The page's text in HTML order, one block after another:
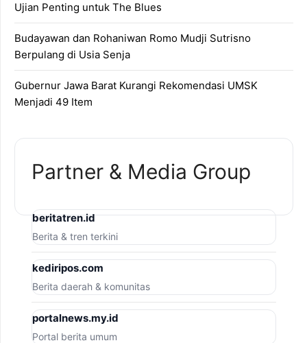
Ujian Penting untuk The Blues
Budayawan dan Rohaniwan Romo Mudji Sutrisno
Berpulang di Usia Senja
Gubernur Jawa Barat Kurangi Rekomendasi UMSK
Menjadi 49 Item
Partner & Media Group
beritatren.id
Berita & tren terkini
kediripos.com
Berita daerah & komunitas
portalnews.my.id
Portal berita umum